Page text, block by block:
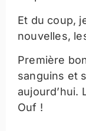
Et du coup,
nouvelles,
Première
sanguins et
aujourd’hui.
Ouf !